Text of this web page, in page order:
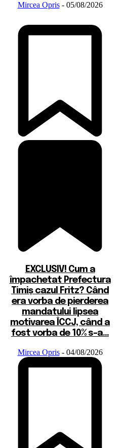
Mircea Opris - 05/08/2026
EXCLUSIV! Cum a
împachetat Prefectura
Timiș cazul Fritz? Când
era vorba de pierderea
mandatului lipsea
motivarea ÎCCJ, când a
fost vorba de 10% s-a...
Mircea Opris - 04/08/2026